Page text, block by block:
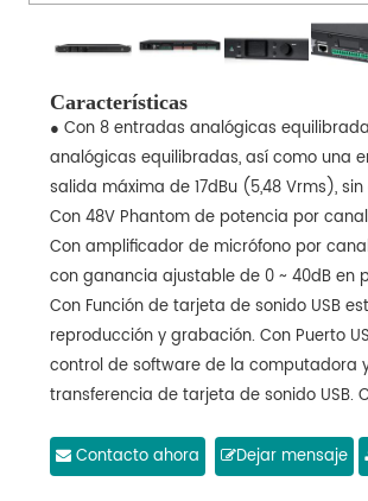
Características
● Con 8 entradas analógicas
analógicas equilibradas, así como una
salida máxima de 17dBu (5,48 Vrms),
Con 48V Phantom de potencia por
Con amplificador de micrófono por
con ganancia ajustable de 0 ~ 40dB en
Con Función de tarjeta de sonido USB
reproducción y grabación. Con Puerto
control de software de la computadora
transferencia de tarjeta de sonido USB.
computadora y la función de control
Contacto ahora Dejar mensaje